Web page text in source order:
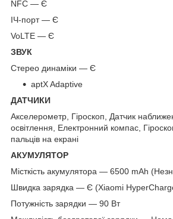
NFC — Є
ІЧ-порт — Є
VoLTE — Є
ЗВУК
Стерео динаміки — Є
aptX Adaptive
ДАТЧИКИ
Акселерометр, Гіроскоп, Датчик
освітлення, Електронний компас,
пальців на екрані
АКУМУЛЯТОР
Місткість акумулятора — 6500 mAh
Швидка зарядка — Є (Xiaomi
Потужність зарядки — 90 Вт